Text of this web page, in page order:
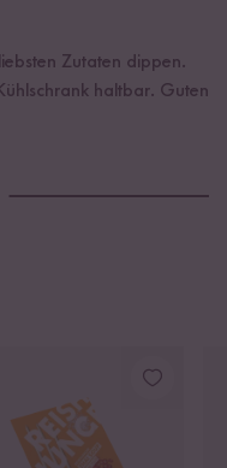
Zutaten dippen.
haltbar. Guten